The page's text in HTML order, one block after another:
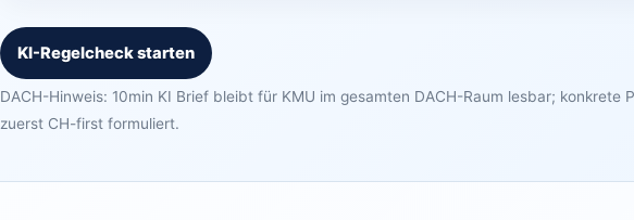
KI-Regelcheck starten
DACH-Hinweis: 10min KI Brief bleibt für KMU im gesamten DACH-Raum lesbar; konkrete
zuerst CH-first formuliert.